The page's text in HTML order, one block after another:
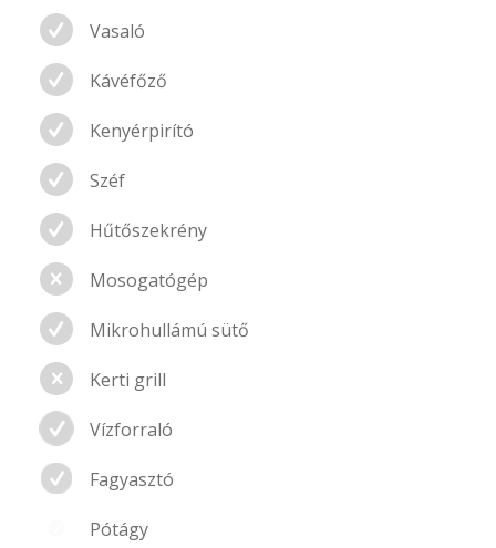
Vasaló
Kávéfőző
Kenyérpirító
Széf
Hűtőszekrény
Mosogatógép
Mikrohullámú sütő
Kerti grill
Vízforraló
Fagyasztó
Pótágy